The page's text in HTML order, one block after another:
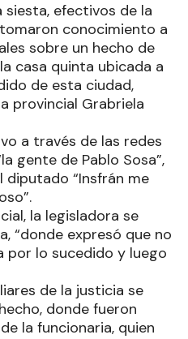
siesta, efectivos de la
conocimiento a
sobre un hecho de
casa quinta ubicada a
de esta ciudad,
provincial Grabriela
a través de las redes
gente de Pablo Sosa”,
diputado “Insfrán me
la legisladora se
“donde expresó que no
por lo sucedido y luego
de la justicia se
donde fueron
la funcionaria, quien